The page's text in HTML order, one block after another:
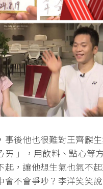
事後他也很難對王齊麟
ㄞ 」，用飲料、點心等
起，讓他想生氣也氣不
會不會爭吵？李洋笑笑